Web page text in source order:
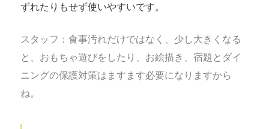
ずれたりもせず使いやすいです。
スタッフ：食事汚れだけではなく、少し大きくなる
と、おもちゃ遊びをしたり、お絵描き、宿題とダイ
ニングの保護対策はますます必要になりますから
ね。